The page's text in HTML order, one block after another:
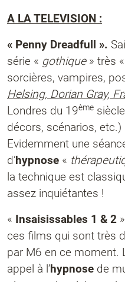
A LA TELEVISION :
« Penny Dreadfull ».
série « gothique» très «
sorcières, vampires,
Helsing, Dorian Gray,
Londres du 19ème
décors, scénarios,
Evidemment une
d’hypnose «
la technique est
assez inquiétantes !
« Insaisissables 1 & 2
ces films qui sont très
par M6 en ce moment.
appel à l’hypnose de